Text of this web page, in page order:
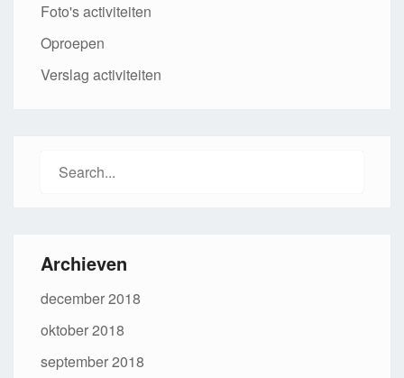
Foto's activiteiten
Oproepen
Verslag activiteiten
Search
Archieven
december 2018
oktober 2018
september 2018